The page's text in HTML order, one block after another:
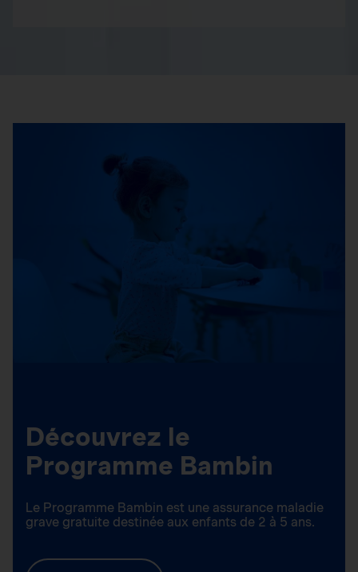
Découvrez le
Programme Bambin
Le Programme Bambin est une assurance maladie
grave gratuite destinée aux enfants de 2 à 5 ans.